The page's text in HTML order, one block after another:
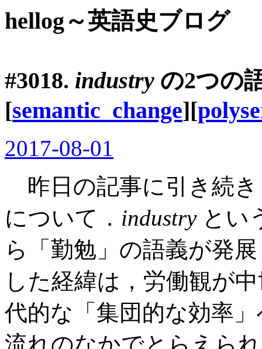
hellog～英語史ブログ
#3018. industry の2つの
[semantic_change][
2017-08-01
昨日の記事に引き続き
について． industryとい
ら「勤勉」の語義が発
した経緯は，労働観が
代的な「集団的な効率
流れのなかでとらえら